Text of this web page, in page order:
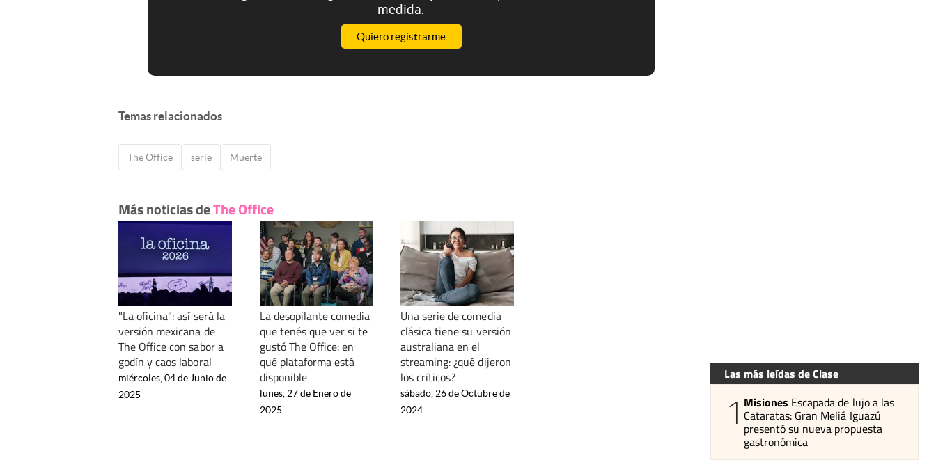
medida.
Quiero registrarme
Temas relacionados
The Office serie Muerte
Más noticias deThe Office
"La oficina": así será la
versión mexicana de
The Office con sabor a
godín y caos laboral
miércoles, 04 de Junio de
2025
La desopilante comedia
que tenés que ver si te
gustó The Office: en
qué plataforma está
disponible
lunes, 27 de Enero de
2025
Una serie de comedia
clásica tiene su versión
australiana en el
streaming: ¿qué dijeron
los críticos?
sábado, 26 de Octubre de
2024
Las más leídas de Clase
1 Misiones Escapada de lujo a las
Cataratas: Gran Meliá Iguazú
presentó su nueva propuesta
gastronómica